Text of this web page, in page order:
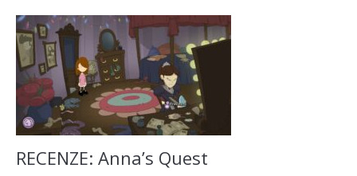
RECENZE: Anna’s Quest